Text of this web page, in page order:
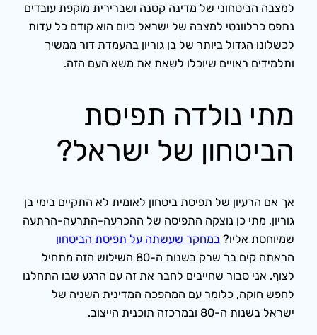
למצבה הביטחוני של מדינה קטנה ושברירית מוקפת עובדים
נתפס כרלוונטי למצבה של ישראל כיום הוא קודם כל עדות
לכשלונו הגדול ביותר של בן גוריון בהעמדת דור ממשיך
ותלמידים ראויים שיוכלו לשאת את משא העם הזה.
מתי נולדה תפיסת
הביטחון של ישראל?
אך אם הרעיון של תפיסת ביטחון לאומית לא התקיים בימי בן
גוריון, מתי כן נוצקה התפיסה של ההכרעה-התרעה-הרתעה
שמיוחסת אליו? במחקר שעשתה על תפיסת הביטחון
הראתה קים בר שרק בשנות ה-80 השילוש הזה מתחיל
לצוף. אני סבור שחייבים לחבר את זה עם הרגע שבו התחלנו
לחפש חוקה, כלומר עם המהפכה המדינית השניה של
ישראל בשנות ה-80 ובמרכזה תוכנית הייצוב.